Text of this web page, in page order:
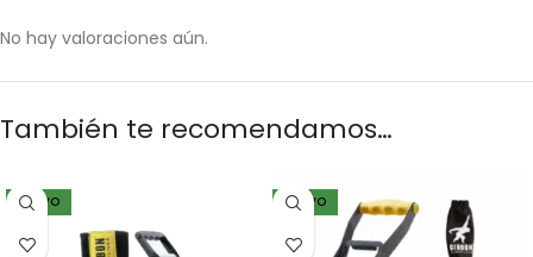
No hay valoraciones aún.
También te recomendamos…
NUEVO NUEVO